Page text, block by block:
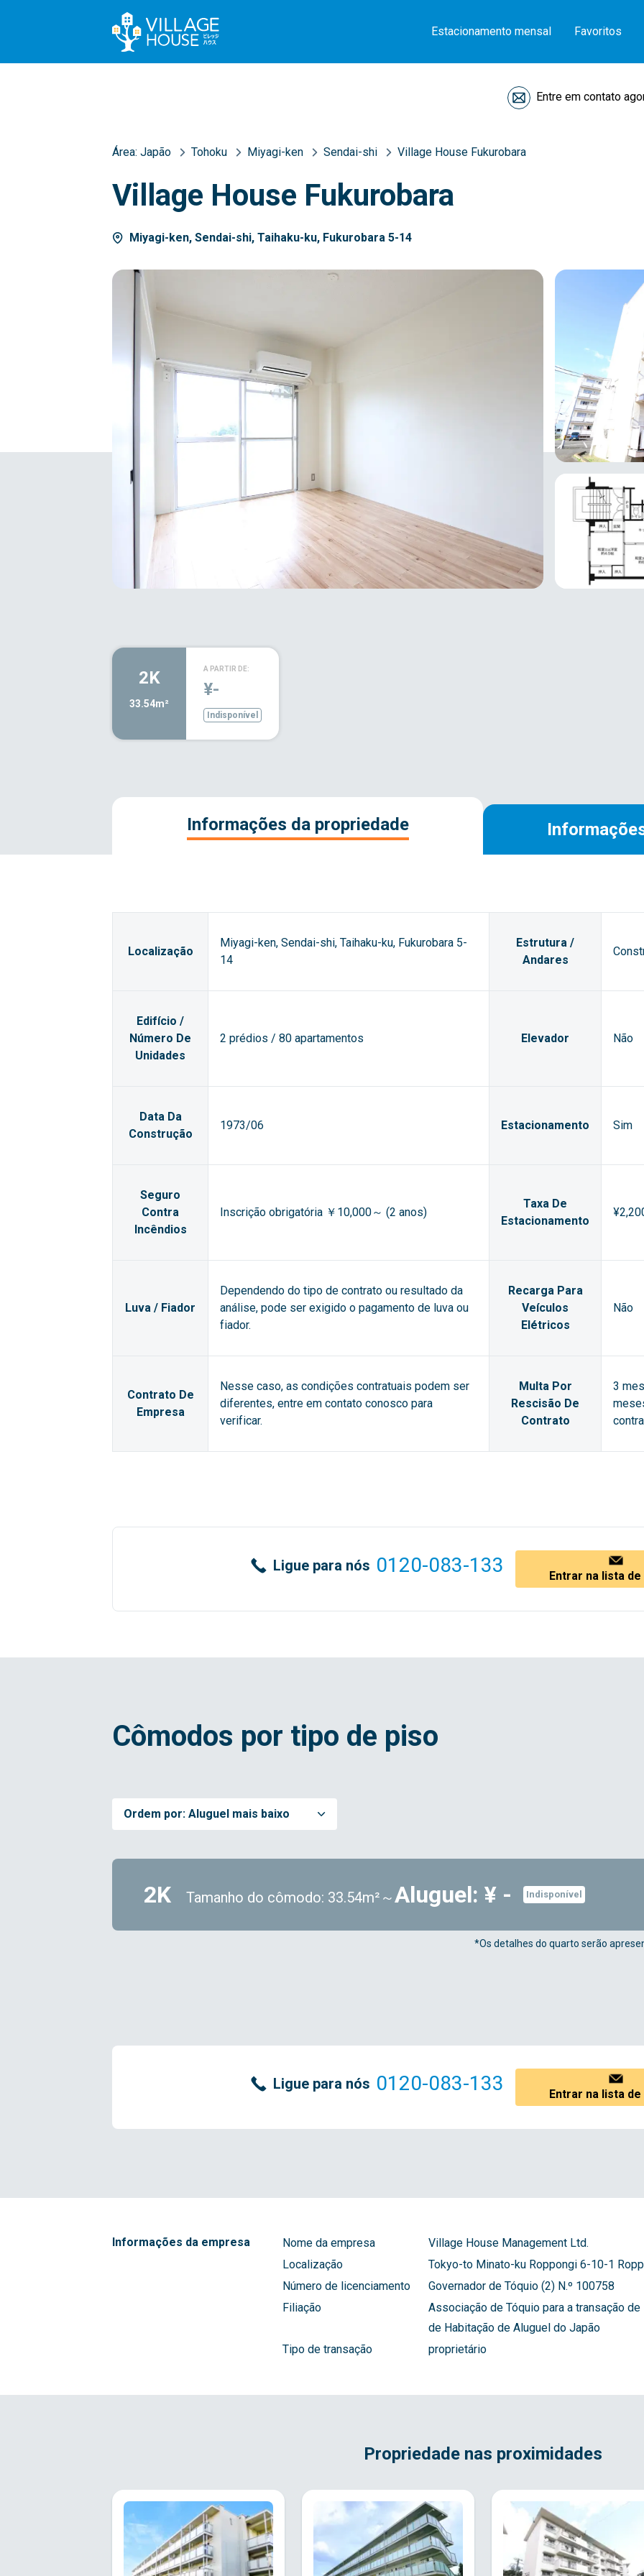
Estacionamento mensal Favoritos
Entre em contato
Área: Japão Tohoku Miyagi-ken Sendai-shi Village House Fukurobara
Village House Fukurobara
Miyagi-ken, Sendai-shi, Taihaku-ku, Fukurobara 5-14
2K
33.54m²
A PARTIR DE:
¥-
Indisponível
Informações da propriedade
Localização
Miyagi-ken, Sendai-shi, Taihaku-ku, Fukurobara 5-
14
Estrutura /
Andares
Edifício /
Número De
Unidades
2 prédios / 80 apartamentos Elevador Não
Data Da
Construção
1973/06 Estacionamento Sim
Seguro
Contra
Incêndios
Inscrição obrigatória ￥10,000～ (2 anos)
Taxa De
Estacionamento
Luva / Fiador
Dependendo do tipo de contrato ou resultado da
análise, pode ser exigido o pagamento de luva ou
fiador.
Recarga Para
Veículos
Elétricos
Não
Contrato De
Empresa
Nesse caso, as condições contratuais podem ser
diferentes, entre em contato conosco para
verificar.
Multa Por
Rescisão De
Contrato
3
Ligue para nós 0120-083-133 Entrar na lista
Cômodos por tipo de piso
Ordem por: Aluguel mais baixo
2K Tamanho do cômodo: 33.54m²～Aluguel: ¥ - Indisponível
*Os detalhes do quarto serão
Ligue para nós 0120-083-133 Entrar na lista
Informações da empresa Nome da empresa
Village House Management Ltd.
Localização
Tokyo-to Minato-ku Roppongi 6-10-1
Número de licenciamento
Governador de Tóquio (2) N.º 100758
Filiação
Associação de Tóquio para a transação
de Habitação de Aluguel do Japão
Tipo de transação
proprietário
Propriedade nas proximidades